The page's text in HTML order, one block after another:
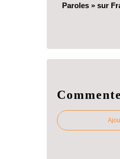
Paroles » sur